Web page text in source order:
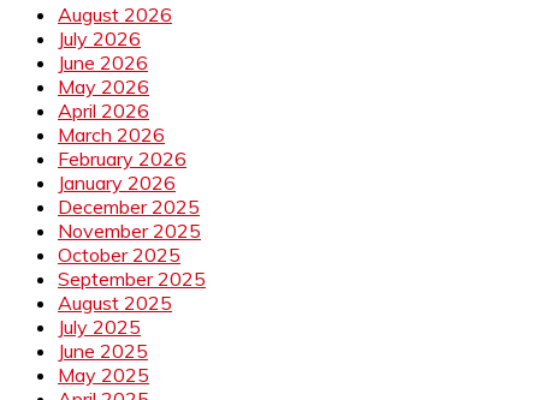
August 2026
July 2026
June 2026
May 2026
April 2026
March 2026
February 2026
January 2026
December 2025
November 2025
October 2025
September 2025
August 2025
July 2025
June 2025
May 2025